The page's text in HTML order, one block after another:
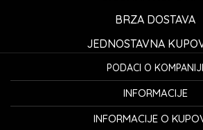
BRZA DOSTAVA
JEDNOSTAVNA
PODACI O KOMPANIJI
K...G... Fashion d.o.o.
Bulevar oslobođenja 41 32000
INFORMACIJE
O nama
INFORMACIJE O